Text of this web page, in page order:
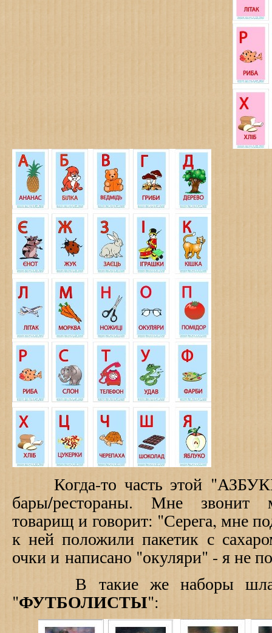
Когда-то часть этой
бары/рестораны. Мне звонит
товарищ и говорит: "Серега, мне
к ней положили пакетик с
очки и написано "окуляри" - я не
В такие же наборы шла
"ФУТБОЛИСТЫ":